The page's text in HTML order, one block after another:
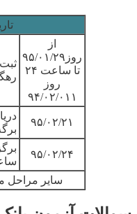
از
روز ۹۵/۰۱/۲۹
تا ساعت ۲۴
روز
۹۴/۰۲/۰۱۱
۹۵/۰۲/۲۱
۹۵/۰۲/۲۴
ساعت
سایر مراحل